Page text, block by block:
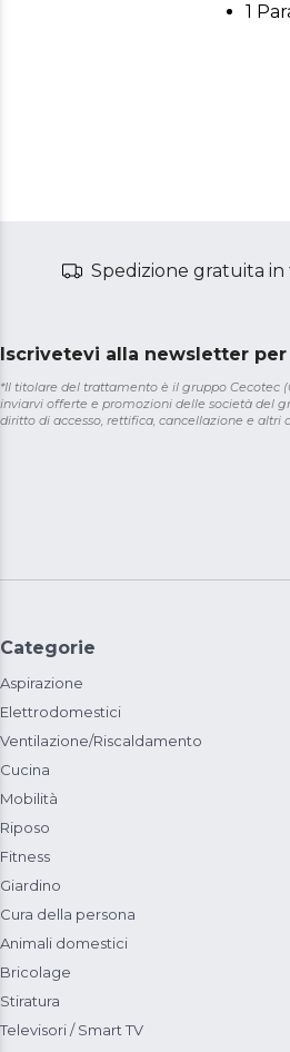
1
Spedizione gratuita
Iscrivetevi alla newsletter
*Il titolare del trattamento è il gruppo Cecotec
inviarvi offerte e promozioni delle società del
diritto di accesso, rettifica, cancellazione e altri
Categorie
Aspirazione
Elettrodomestici
Ventilazione/Riscaldamento
Cucina
Mobilità
Riposo
Fitness
Giardino
Cura della persona
Animali domestici
Bricolage
Stiratura
Televisori / Smart TV